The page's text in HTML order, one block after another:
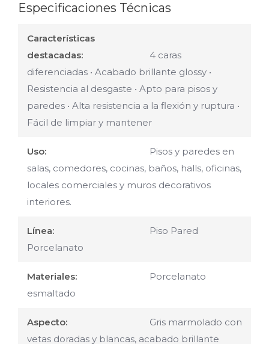
Especificaciones Técnicas
Características
destacadas:
4 caras
diferenciadas • Acabado brillante glossy •
Resistencia al desgaste • Apto para pisos y
paredes • Alta resistencia a la flexión y ruptura •
Fácil de limpiar y mantener
Uso:
Pisos y paredes en
salas, comedores, cocinas, baños, halls, oficinas,
locales comerciales y muros decorativos
interiores.
Línea:
Piso Pared
Porcelanato
Materiales:
Porcelanato
esmaltado
Aspecto:
Gris marmolado con
vetas doradas y blancas, acabado brillante